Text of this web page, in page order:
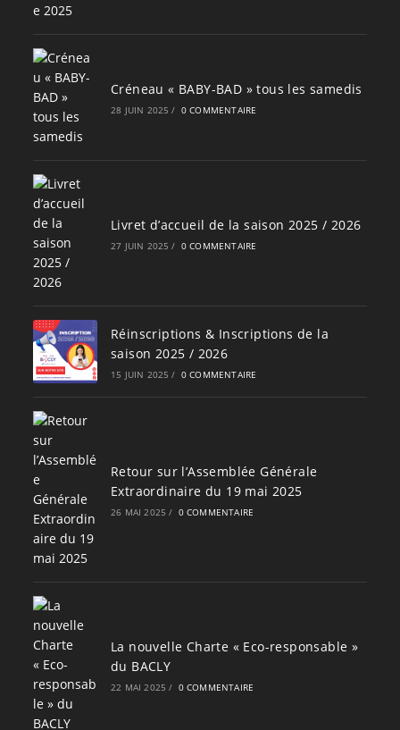
Créneau « BABY-BAD » tous les samedis
28 JUIN 2025 / 0 COMMENTAIRE
Livret d’accueil de la saison 2025 / 2026
27 JUIN 2025 / 0 COMMENTAIRE
Réinscriptions & Inscriptions de la
saison 2025 / 2026
15 JUIN 2025 / 0 COMMENTAIRE
Retour sur l’Assemblée Générale
Extraordinaire du 19 mai 2025
26 MAI 2025 / 0 COMMENTAIRE
La nouvelle Charte « Eco-responsable »
du BACLY
22 MAI 2025 / 0 COMMENTAIRE